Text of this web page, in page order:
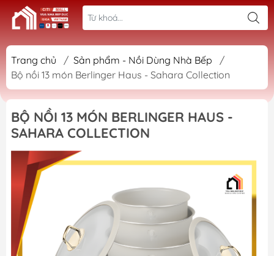
Trang chủ / Sản phẩm - Nồi Dùng Nhà Bếp
/
Bộ nồi 13 món Berlinger Haus - Sahara Collection
BỘ NỒI 13 MÓN BERLINGER HAUS -
SAHARA COLLECTION